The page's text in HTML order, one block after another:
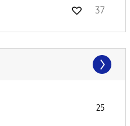
37
25